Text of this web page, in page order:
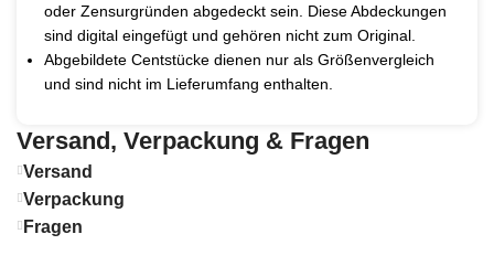
oder Zensurgründen abgedeckt sein. Diese Abdeckungen
sind digital eingefügt und gehören nicht zum Original.
Abgebildete Centstücke dienen nur als Größenvergleich
und sind nicht im Lieferumfang enthalten.
Versand, Verpackung & Fragen
Versand
Verpackung
Fragen